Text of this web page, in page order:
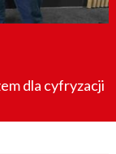
dla cyfryzacji